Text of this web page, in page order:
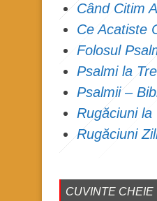
Când Citim
Ce Acatiste
Folosul
Psalmi la
Psalmii –
Rugăciuni la
Rugăciuni
CUVINTE CHEIE